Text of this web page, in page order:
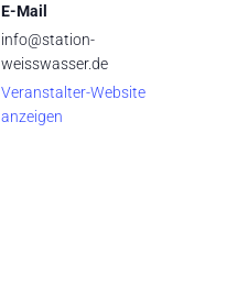
E-Mail
info@station-
weisswasser.de
Veranstalter-Website
anzeigen